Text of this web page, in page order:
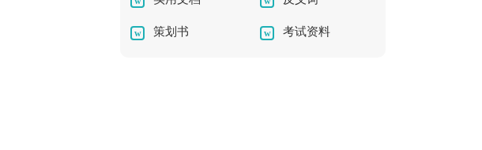
策划书 考试资料